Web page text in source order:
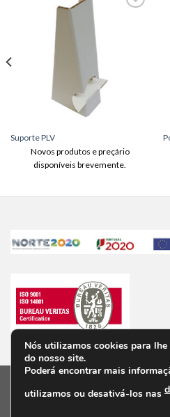
Suporte PLV
Novos produtos e preçário
disponíveis brevemente.
Nós utilizamos cookies para
do nosso site.
Poderá encontrar mais
utilizamos ou desativá-los nas